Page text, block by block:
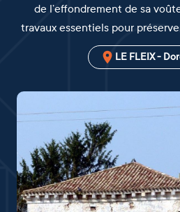
de l’effondrement de sa
travaux essentiels pour
LE FLEIX -